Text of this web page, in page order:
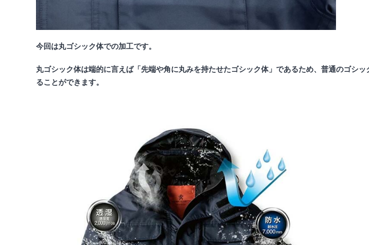
今回は丸ゴシック体での加工です。
丸ゴシック体は端的に言えば「先端や角に丸みを持たせたゴシック体」であるため、普通のゴシ
ることができます。